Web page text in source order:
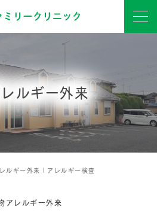
ルギー外来
ルギー外来｜アレルギー検査
アレルギー外来